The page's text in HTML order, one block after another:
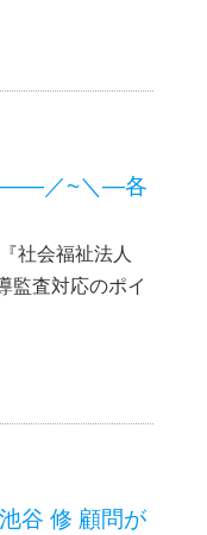
／~＼―各
社会福祉法人
監査対応のポイ
谷 修 顧問が